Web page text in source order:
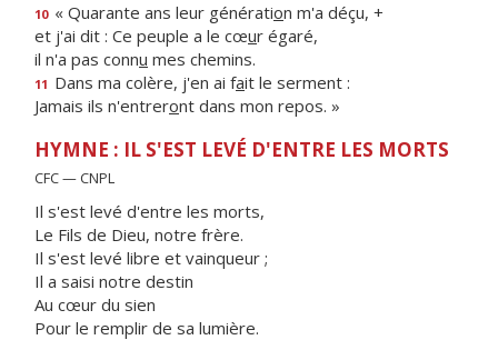
10 « Quarante ans leur génération m'a déçu, +
et j'ai dit : Ce peuple a le cœur égaré,
il n'a pas connu mes chemins.
11 Dans ma colère, j'en ai fait le serment :
Jamais ils n'entreront dans mon repos. »
HYMNE : IL S'EST LEVÉ D'ENTRE LES MORTS
CFC — CNPL
Il s'est levé d'entre les morts,
Le Fils de Dieu, notre frère.
Il s'est levé libre et vainqueur ;
Il a saisi notre destin
Au cœur du sien
Pour le remplir de sa lumière.